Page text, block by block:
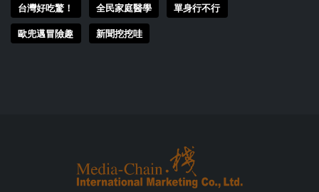
台灣好吃驚！
全民家庭醫學
單身行不行
歐兜邁冒險趣
新聞挖挖哇